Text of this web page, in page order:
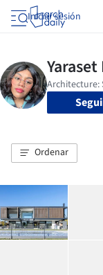
Iniciar sesión
Ordenar